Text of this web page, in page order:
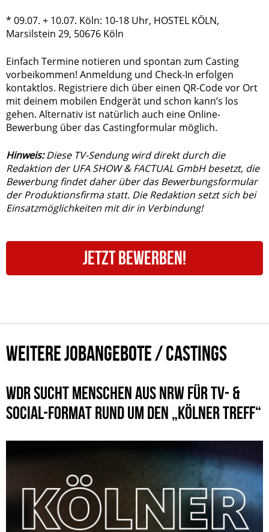
* 09.07. + 10.07. Köln: 10-18 Uhr, HOSTEL KÖLN,
Marsilstein 29, 50676 Köln
Einfach Termine notieren und spontan zum Casting
vorbeikommen! Anmeldung und Check-In erfolgen
kontaktlos. Registriere dich über einen QR-Code vor Ort
mit deinem mobilen Endgerät und schon kann’s los
gehen. Alternativ ist natürlich auch eine Online-
Bewerbung über das Castingformular möglich.
Hinweis:Diese TV-Sendung wird direkt durch die
Redaktion der UFA SHOW & FACTUAL GmbH besetzt, die
Bewerbung findet daher über das Bewerbungsformular
der Produktionsfirma statt. Die Redaktion setzt sich bei
Einsatzmöglichkeiten mit dir in Verbindung!
JETZT BEWERBEN!
WEITERE JOBANGEBOTE / CASTINGS
WDR SUCHT MENSCHEN AUS NRW FÜR TV- &
SOCIAL-FORMAT RUND UM DEN „KÖLNER TREFF“